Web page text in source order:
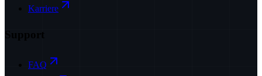
Karriere
Support
FAQ